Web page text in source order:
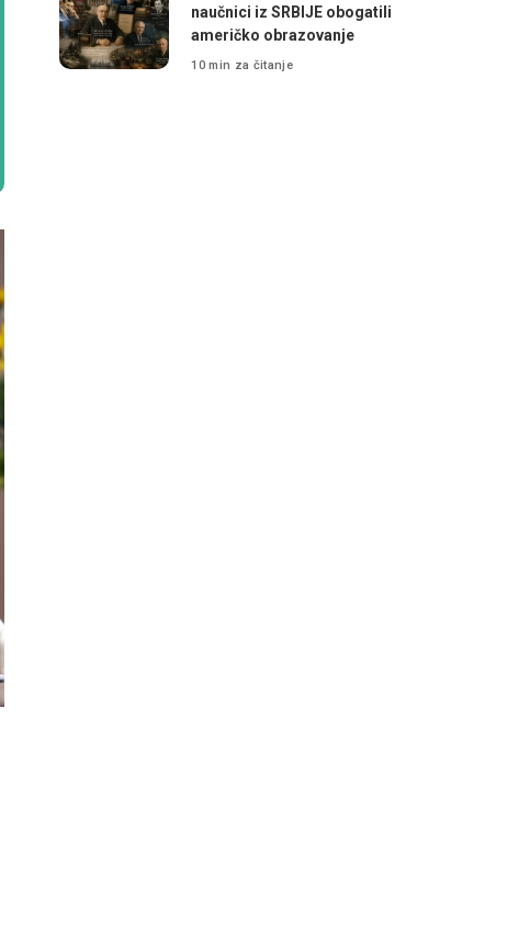
naučnici iz SRBIJE obogatili
američko obrazovanje
10 min za čitanje